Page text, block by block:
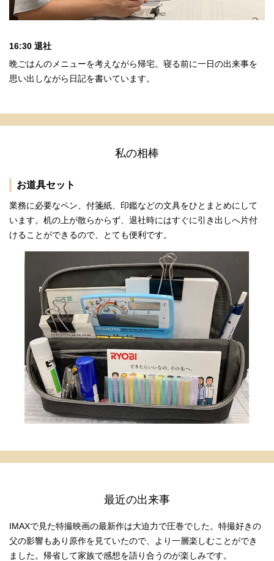
16:30 退社
晩ごはんのメニューを考えながら帰宅。寝る前に一日の出来事を
思い出しながら日記を書いています。
私の相棒
お道具セット
業務に必要なペン、付箋紙、印鑑などの文具をひとまとめにして
います。机の上が散らからず、退社時にはすぐに引き出しへ片付
けることができるので、とても便利です。
最近の出来事
IMAXで見た特撮映画の最新作は大迫力で圧巻でした。特撮好きの
父の影響もあり原作を見ていたので、より一層楽しむことができ
ました。帰省して家族で感想を語り合うのが楽しみです。